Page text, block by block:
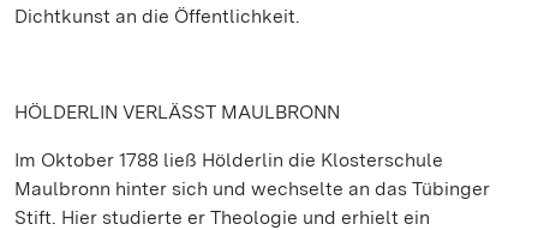
Dichtkunst an die Öffentlichkeit.
HÖLDERLIN VERLÄSST MAULBRONN
Im Oktober 1788 ließ Hölderlin die Klosterschule
Maulbronn hinter sich und wechselte an das Tübinger
Stift. Hier studierte er Theologie und erhielt ein